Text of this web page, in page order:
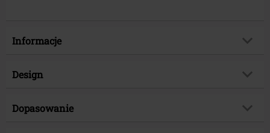
Informacje
Numer artykułu
Brand
Design
Rodzaj artykułu
Dopasowanie